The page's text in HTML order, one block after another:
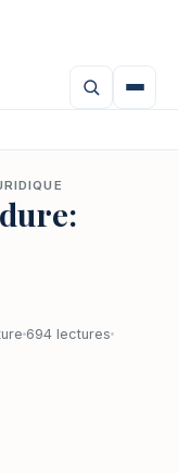
694 lectures